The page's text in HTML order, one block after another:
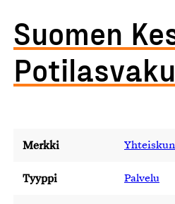
Suomen
Merkki
Tyyppi Palvelu